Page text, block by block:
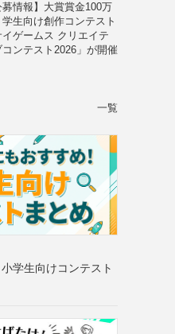
募情報】大賞賞金100万
学生向け創作コンテスト
イゲームス クリエイテ
コンテスト2026」が開催
一覧
学生向けコンテスト